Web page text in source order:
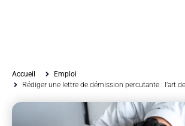
Accueil
Emploi
Rédiger une lettre de démission percutante : l’art